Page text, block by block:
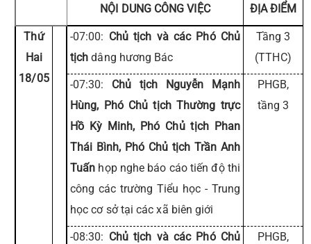
NỘI DUNG CÔNG VIỆC ĐỊA ĐIỂM
Thứ
Hai
18/05
-07:00: Chủ tịch và các Phó Chủ
tịch dâng hương Bác
Tầng 3
(TTHC)
-07:30: Chủ tịch Nguyễn Mạnh
Hùng, Phó Chủ tịch Thường trực
Hồ Kỳ Minh, Phó Chủ tịch Phan
Thái Bình, Phó Chủ tịch Trần Anh
Tuấn họp nghe báo cáo tiến độ thi
công các trường Tiểu học - Trung
học cơ sở tại các xã biên giới
PHGB,
tầng 3
-08:30: Chủ tịch và các Phó Chủ
PHGB,